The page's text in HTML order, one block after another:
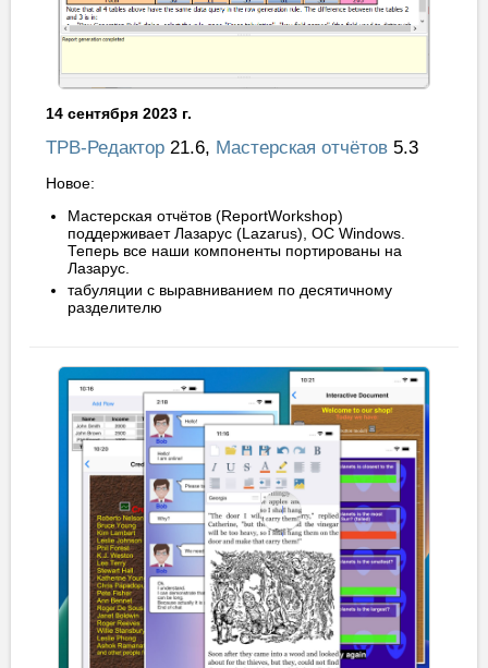
14 сентября 2023 г.
ТРВ-Редактор 21.6, Мастерская отчётов 5.3
Новое:
Мастерская отчётов (ReportWorkshop)
поддерживает Лазарус (Lazarus), ОС Windows.
Теперь все наши компоненты портированы на
Лазарус.
табуляции с выравниванием по десятичному
разделителю